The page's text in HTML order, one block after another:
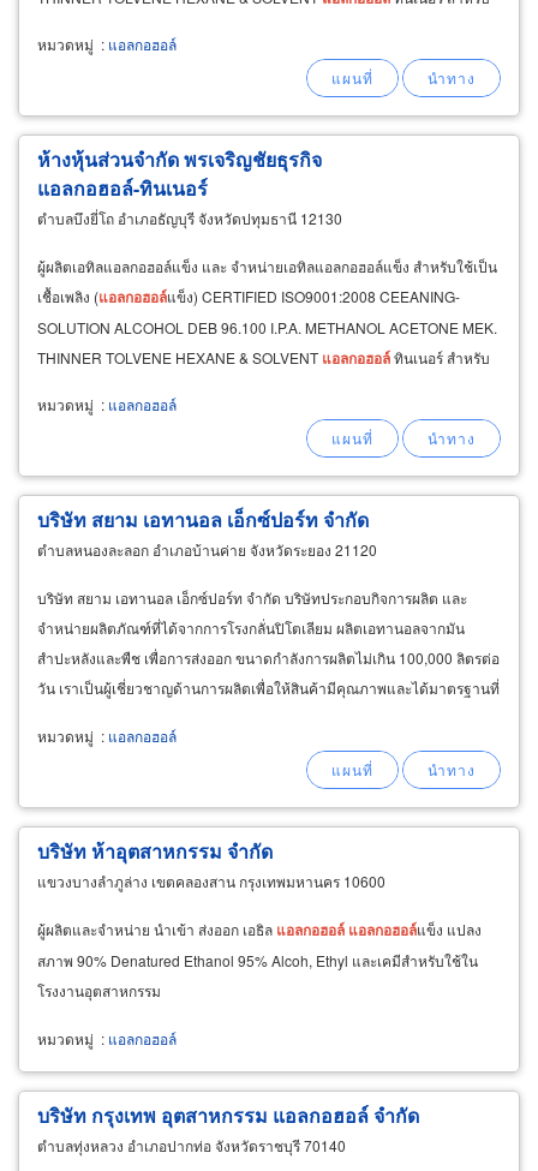
หมวดหมู่ : แอลกอฮอล์
ห้างหุ้นส่วนจำกัด พรเจริญชัยธุรกิจ
แอลกอฮอล์-ทินเนอร์
ตำบลบึงยี่โถ อำเภอธัญบุรี จังหวัดปทุมธานี 12130
ผู้ผลิตเอทิลแอลกอฮอล์แข็ง และ จำหน่ายเอทิลแอลกอฮอล์แข็ง สำหรับใช้เป็น
เชื้อเพลิง (แอลกอฮอล์แข็ง) CERTIFIED ISO9001:2008 CEEANING-
SOLUTION ALCOHOL DEB 96.100 I.P.A. METHANOL ACETONE MEK.
THINNER TOLVENE HEXANE & SOLVENT แอลกอฮอล์ทินเนอร์ สำหรับ
หมวดหมู่ : แอลกอฮอล์
บริษัท สยาม เอทานอล เอ็กซ์ปอร์ท จำกัด
ตำบลหนองละลอก อำเภอบ้านค่าย จังหวัดระยอง 21120
บริษัท สยาม เอทานอล เอ็กซ์ปอร์ท จำกัด บริษัทประกอบกิจการผลิต และ
จำหน่ายผลิตภัณฑ์ที่ได้จากการโรงกลั่นปิโตเลียม ผลิตเอทานอลจากมัน
สำปะหลังและพืช เพื่อการส่งออก ขนาดกำลังการผลิตไม่เกิน 100,000 ลิตรต่อ
วัน เราเป็นผู้เชี่ยวชาญด้านการผลิตเพื่อให้สินค้ามีคุณภาพและได้มาตรฐานที่
หมวดหมู่ : แอลกอฮอล์
บริษัท ห้าอุตสาหกรรม จำกัด
แขวงบางลำภูล่าง เขตคลองสาน กรุงเทพมหานคร 10600
ผู้ผลิตและจำหน่าย นำเข้า ส่งออก เอธิล แอลกอฮอล์ แอลกอฮอล์แข็ง แปลง
สภาพ 90% Denatured Ethanol 95% Alcoh, Ethyl และเคมีสำหรับใช้ใน
โรงงานอุตสาหกรรม
หมวดหมู่ : แอลกอฮอล์
บริษัท กรุงเทพ อุตสาหกรรม แอลกอฮอล์ จำกัด
ตำบลทุ่งหลวง อำเภอปากท่อ จังหวัดราชบุรี 70140